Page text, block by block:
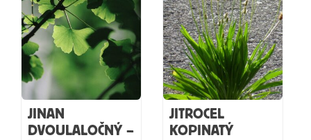
JINAN
DVOULALOČNÝ –
JITROCEL
KOPINATÝ